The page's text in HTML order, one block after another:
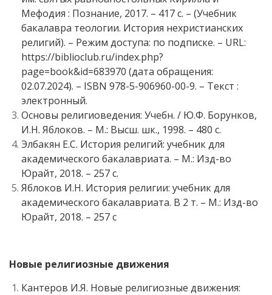
Мефодия : Познание, 2017. – 417 с. – (Учебник
бакалавра теологии. История нехристианских
религий). – Режим доступа: по подписке. – URL:
https://biblioclub.ru/index.php?
page=book&id=683970 (дата обращения:
02.07.2024). – ISBN 978-5-906960-00-9. – Текст :
электронный.
Основы религиоведения: Учебн. / Ю.Ф. Борунков,
И.Н. Яблоков. – М.: Высш. шк., 1998. – 480 с.
Элбакян Е.С. История религий: учебник для
академического бакалавриата. – М.: Изд-во
Юрайт, 2018. – 257 с.
Яблоков И.Н. История религии: учебник для
академического бакалавриата. В 2 т. – М.: Изд-во
Юрайт, 2018. – 257 с
Новые религиозные движения
Кантеров И.Я. Новые религиозные движения: